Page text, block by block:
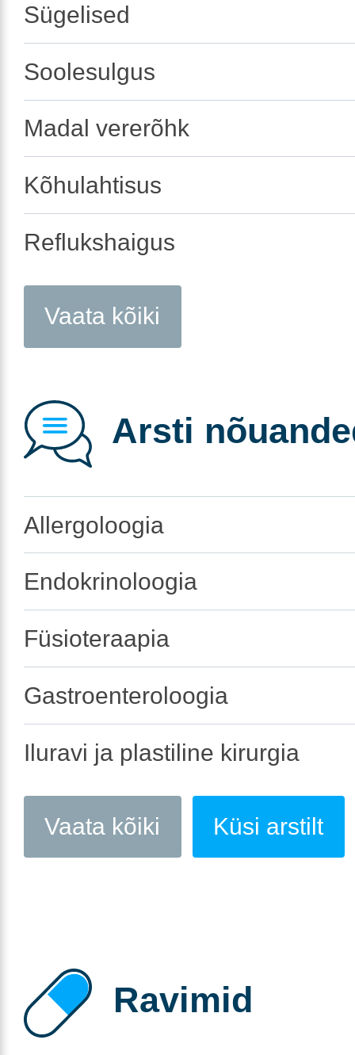
Sügelised
Soolesulgus
Madal vererõhk
Kõhulahtisus
Reflukshaigus
Vaata kõiki
Arsti
Allergoloogia
Endokrinoloogia
Füsioteraapia
Gastroenteroloogia
Iluravi ja plastiline kirurgia
Vaata kõiki Küsi arstilt
Ravimid